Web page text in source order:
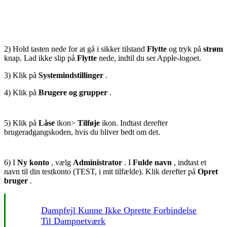
2) Hold tasten nede for at gå i sikker tilstand Flytte og tryk på strøm
knap. Lad ikke slip på Flytte nede, indtil du ser Apple-logoet.
3) Klik på Systemindstillinger .
4) Klik på Brugere og grupper .
5) Klik på Låse ikon> Tilføje ikon. Indtast derefter
brugeradgangskoden, hvis du bliver bedt om det.
6) I Ny konto , vælg Administrator . I Fulde navn , indtast et
navn til din testkonto (TEST, i mit tilfælde). Klik derefter på Opret
bruger .
Dampfejl Kunne Ikke Oprette Forbindelse
Til Dampnetværk